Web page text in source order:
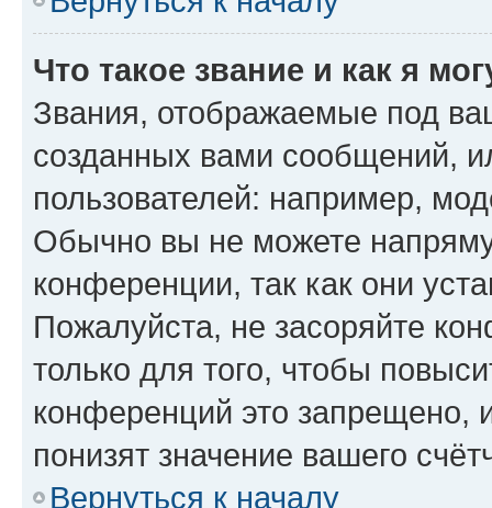
Что такое звание и как я
Звания, отображаемые под
созданных вами сообщений,
пользователей: например,
Обычно вы не можете
конференции, так как они
Пожалуйста, не засоряйте
только для того, чтобы
конференций это запрещено,
понизят значение вашего
Вернуться к началу